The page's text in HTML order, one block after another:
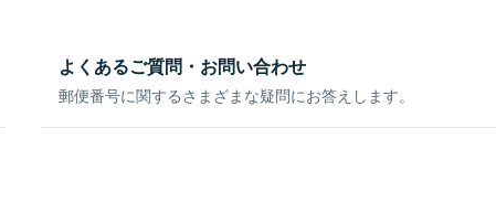
よくあるご質問・お問い合わせ
郵便番号に関するさまざまな疑問にお答えします。